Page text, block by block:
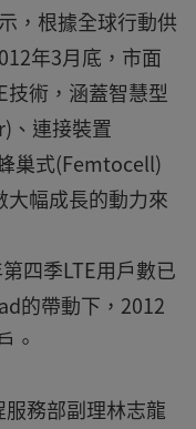
，根據全球行動供
年3月底，市面
技術，涵蓋智慧型
、連接裝置
巢式(Femtocell)
大幅成長的動力來
四季LTE用戶數已
的帶動下，2012
。
務部副理林志龍